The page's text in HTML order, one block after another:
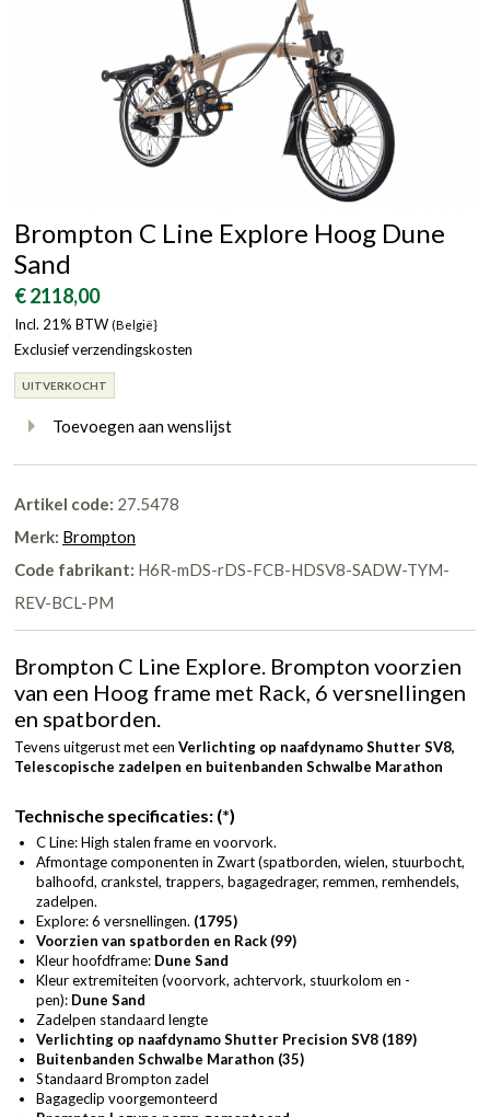
Brompton C Line Explore Hoog Dune
Sand
€ 2118,00
Incl. 21% BTW (België}
Exclusief verzendingskosten
UITVERKOCHT
Toevoegen aan wenslijst
Artikel code: 27.5478
Merk: Brompton
Code fabrikant: H6R-mDS-rDS-FCB-HDSV8-SADW-TYM-
REV-BCL-PM
Brompton C Line Explore. Brompton voorzien
van een Hoog frame met Rack, 6 versnellingen
en spatborden.
Tevens uitgerust met een Verlichting op naafdynamo Shutter SV8,
Telescopische zadelpen en buitenbanden Schwalbe Marathon
Technische specificaties: (*)
C Line: High stalen frame en voorvork.
Afmontage componenten in Zwart (spatborden, wielen, stuurbocht,
balhoofd, crankstel, trappers, bagagedrager, remmen, remhendels,
zadelpen.
Explore: 6 versnellingen. (1795)
Voorzien van spatborden en Rack (99)
Kleur hoofdframe: Dune Sand
Kleur extremiteiten (voorvork, achtervork, stuurkolom en -
pen): Dune Sand
Zadelpen standaard lengte
Verlichting op naafdynamo Shutter Precision SV8 (189)
Buitenbanden Schwalbe Marathon (35)
Standaard Brompton zadel
Bagageclip voorgemonteerd